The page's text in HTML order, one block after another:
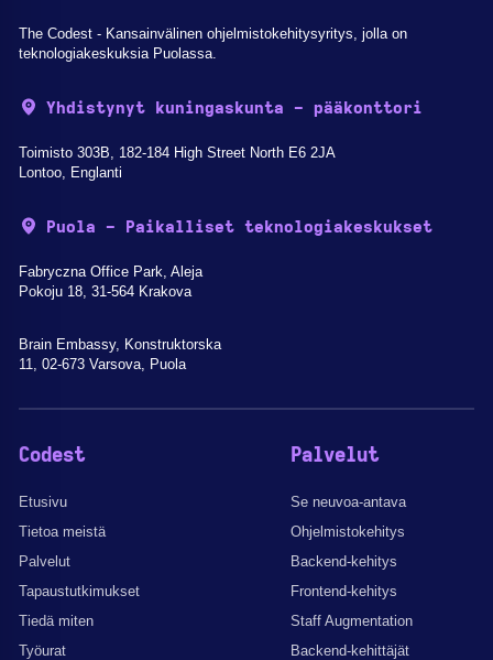
The Codest - Kansainvälinen ohjelmistokehitysyritys, jolla on
teknologiakeskuksia Puolassa.
Yhdistynyt kuningaskunta - pääkonttori
Toimisto 303B, 182-184 High Street North E6 2JA
Lontoo, Englanti
Puola - Paikalliset teknologiakeskukset
Fabryczna Office Park, Aleja
Pokoju 18, 31-564 Krakova
Brain Embassy, Konstruktorska
11, 02-673 Varsova, Puola
Codest
Etusivu
Tietoa meistä
Palvelut
Tapaustutkimukset
Tiedä miten
Työurat
Palvelut
Se neuvoa-antava
Ohjelmistokehitys
Backend-kehitys
Frontend-kehitys
Staff Augmentation
Backend-kehittäjät